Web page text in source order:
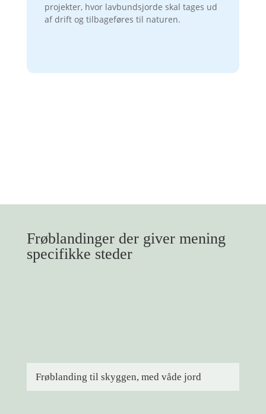
projekter, hvor lavbundsjorde skal tages ud
af drift og tilbageføres til naturen.
Frøblandinger der giver mening
specifikke steder
Frøblanding til skyggen, med våde jord